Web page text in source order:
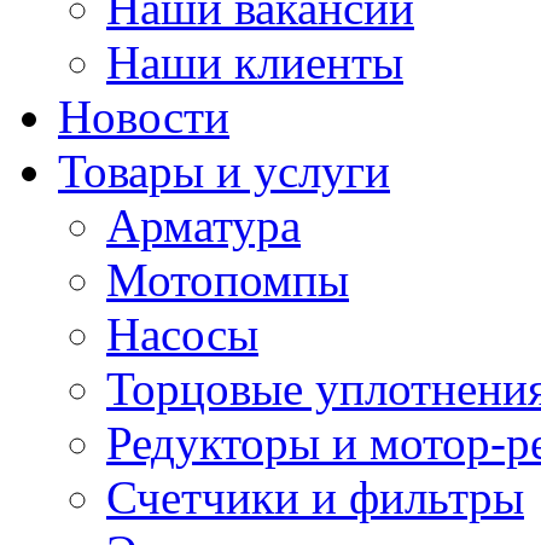
Наши клиенты
Новости
Товары и услуги
Арматура
Мотопомпы
Насосы
Торцовые
Редукторы и мотор-
Счетчики и фильтры